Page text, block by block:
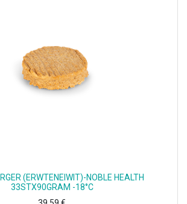
(ERWTENEIWIT)-NOBLE HEALTH
33STX90GRAM -18°C